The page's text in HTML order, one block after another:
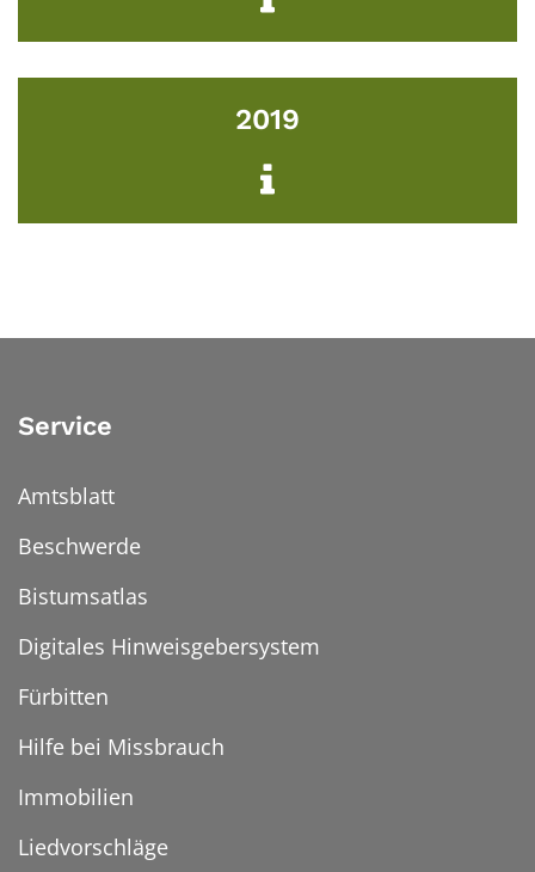
2019
Service
Amtsblatt
Beschwerde
Bistumsatlas
Digitales Hinweisgebersystem
Fürbitten
Hilfe bei Missbrauch
Immobilien
Liedvorschläge